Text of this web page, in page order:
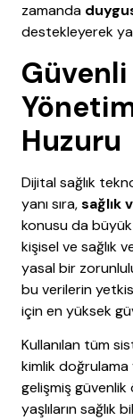
zamanda
destekleyerek
Huzuru
Dijital sağlık
yanı sıra,sağlık
konusu da büyük
kişisel ve sağlık
yasal bir
bu verilerin
için en yüksek
Kullanılan tüm
kimlik
gelişmiş güvenlik
yaşlıların sağlık